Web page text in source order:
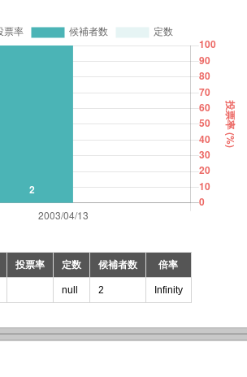
投票率 定数 候補者数 倍率
null 2 Infinity